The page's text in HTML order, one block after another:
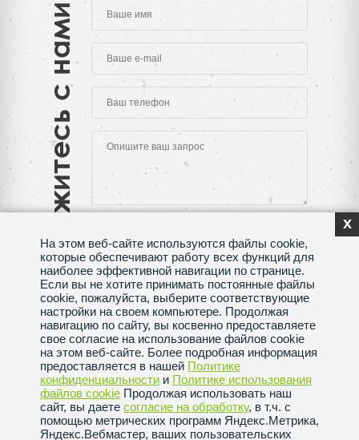
Свяжитесь с нами
Нажимая на кнопку "Отправить", Вы даете согласие
на обработку своихперсональных данных
Сделано в веб-студииSeoMAX
Политика конфиденциальности
Пользовательское соглашение
x
На этом веб-сайте используются файлы cookie,
которые обеспечивают работу всех функций для
наиболее эффективной навигации по странице.
Если вы не хотите принимать постоянные файлы
cookie, пожалуйста, выберите соответствующие
настройки на своем компьютере. Продолжая
навигацию по сайту, вы косвенно предоставляете
свое согласие на использование файлов cookie
на этом веб-сайте. Более подробная информация
предоставляется в нашей Политике
конфиденциальности и Политике использования
файлов сookie Продолжая использовать наш
сайт, вы даете согласие на обработку, в т.ч. с
помощью метрических программ Яндекс.Метрика,
Яндекс.Вебмастер, ваших пользовательских